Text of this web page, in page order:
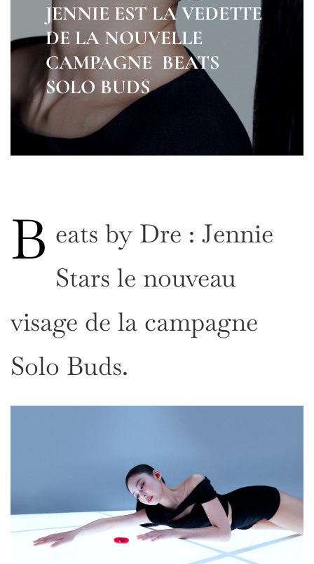
JENNIE EST LA VEDETTE
DE LA NOUVELLE
CAMPAGNE BEATS
SOLO BUDS
B eats by Dre : Jennie
Stars le nouveau
visage de la campagne
Solo Buds.